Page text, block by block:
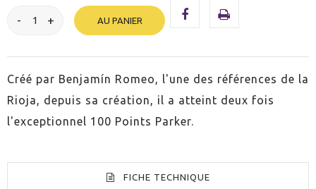
AU PANIER
Créé par Benjamín Romeo, l'une des références de la
Rioja, depuis sa création, il a atteint deux fois
l'exceptionnel 100 Points Parker.
FICHE TECHNIQUE